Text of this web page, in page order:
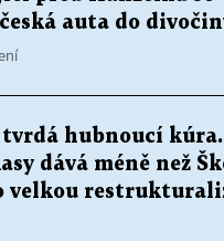
auta do
tvrdá hubnoucí kúra.
dává méně než
velkou